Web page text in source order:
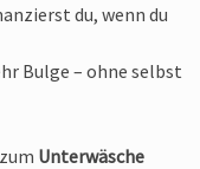
du, wenn du
Bulge – ohne selbst
Unterwäsche